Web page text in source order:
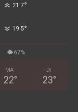
21.7°
19.5°
67%
MA
22°
DI
23°